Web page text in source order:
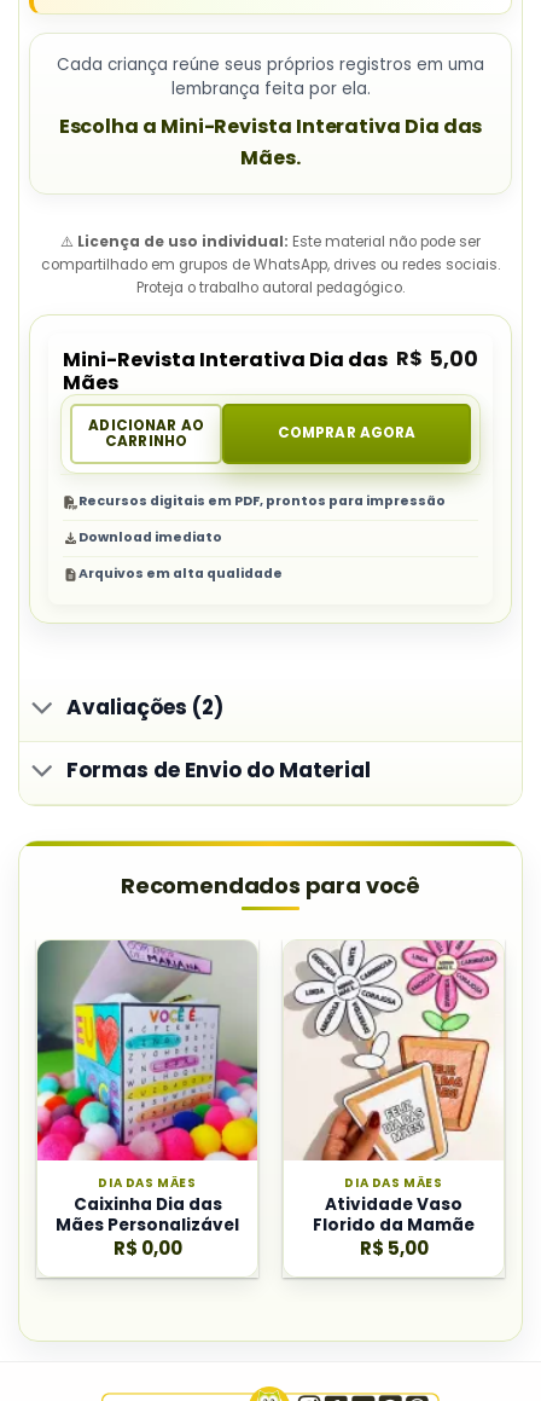
Cada criança reúne seus próprios registros em uma
lembrança feita por ela.
Escolha a Mini-Revista Interativa Dia das
Mães.
⚠️ Licença de uso individual: Este material não pode ser
compartilhado em grupos de WhatsApp, drives ou redes sociais.
Proteja o trabalho autoral pedagógico.
Mini-Revista Interativa Dia das
Mães
R$ 5,00
ADICIONAR AO
CARRINHO
COMPRAR AGORA
Recursos digitais em PDF, prontos para impressão
Download imediato
Arquivos em alta qualidade
Avaliações (2)
Formas de Envio do Material
Recomendados para você
DIA DAS MÃES
Caixinha Dia das
Mães Personalizável
R$ 0,00
DIA DAS MÃES
Atividade Vaso
Florido da Mamãe
R$ 5,00